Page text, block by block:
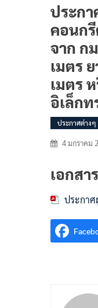
ประกา
คอนกรี
จาก ก
เมตร
เมตร
อิเล็ก
ประกาศต่าง
4 มกราคม
เอกสา
ประกาศ